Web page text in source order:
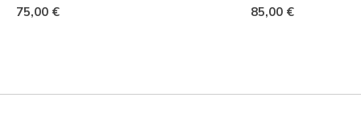
75,00 € 85,00 €